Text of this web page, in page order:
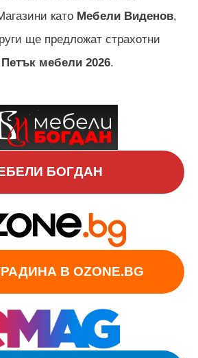
като Мебели Виденов,
ще предложат страхотни
мебели 2026.
БОГДАН
В OZONE.BG